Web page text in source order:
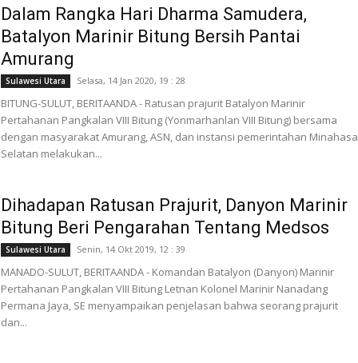
Dalam Rangka Hari Dharma Samudera,
Batalyon Marinir Bitung Bersih Pantai
Amurang
Sulawesi Utara Selasa, 14 Jan 2020, 19 : 28
BITUNG-SULUT, BERITAANDA - Ratusan prajurit Batalyon Marinir
Pertahanan Pangkalan VIII Bitung (Yonmarhanlan VIII Bitung) bersama
dengan masyarakat Amurang, ASN, dan instansi pemerintahan Minahasa
Selatan melakukan...
Dihadapan Ratusan Prajurit, Danyon Marinir
Bitung Beri Pengarahan Tentang Medsos
Sulawesi Utara Senin, 14 Okt 2019, 12 : 39
MANADO-SULUT, BERITAANDA - Komandan Batalyon (Danyon) Marinir
Pertahanan Pangkalan VIII Bitung Letnan Kolonel Marinir Nanadang
Permana Jaya, SE menyampaikan penjelasan bahwa seorang prajurit
dan...